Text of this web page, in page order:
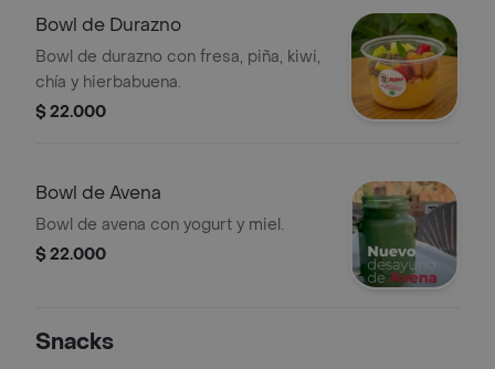
Bowl de Durazno
Bowl de durazno con fresa, piña, kiwi,
chía y hierbabuena.
$ 22.000
Bowl de Avena
Bowl de avena con yogurt y miel.
$ 22.000
Snacks